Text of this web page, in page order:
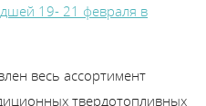
19- 21 февраля в
весь ассортимент
твердотопливных